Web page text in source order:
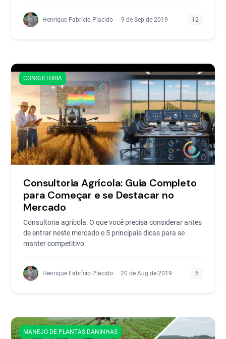
Henrique Fabrício Placido 9 de Sep de 2019 12
CONSULTORIA
Consultoria Agrícola: Guia Completo
para Começar e se Destacar no
Mercado
Consultoria agrícola: O que você precisa considerar antes
de entrar neste mercado e 5 principais dicas para se
manter competitivo.
Henrique Fabrício Placido 20 de Aug de 2019 6
MANEJO DE PLANTAS DANINHAS